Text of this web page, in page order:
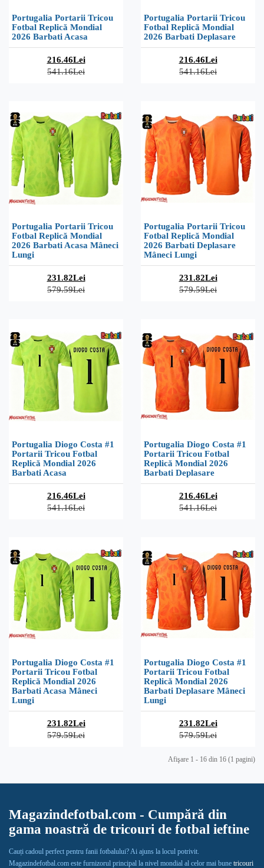
Portugalia Portarii Tricou
Fotbal Replică Mondial
2026 Barbati Acasa
216.46Lei
541.16Lei
Portugalia Portarii Tricou
Fotbal Replică Mondial
2026 Barbati Deplasare
216.46Lei
541.16Lei
Portugalia Portarii Tricou
Fotbal Replică Mondial
2026 Barbati Acasa Mâneci
Lungi
231.82Lei
579.59Lei
Portugalia Portarii Tricou
Fotbal Replică Mondial
2026 Barbati Deplasare
Mâneci Lungi
231.82Lei
579.59Lei
Portugalia Diogo Costa #1
Portarii Tricou Fotbal
Replică Mondial 2026
Barbati Acasa
216.46Lei
541.16Lei
Portugalia Diogo Costa #1
Portarii Tricou Fotbal
Replică Mondial 2026
Barbati Deplasare
216.46Lei
541.16Lei
Portugalia Diogo Costa #1
Portarii Tricou Fotbal
Replică Mondial 2026
Barbati Acasa Mâneci
Lungi
231.82Lei
579.59Lei
Portugalia Diogo Costa #1
Portarii Tricou Fotbal
Replică Mondial 2026
Barbati Deplasare Mâneci
Lungi
231.82Lei
579.59Lei
Afişare 1 - 16 din 16 (1 pagini)
Magazindefotbal.com - Cumpără din
gama noastră de tricouri de fotbal ieftine
Cauți cadoul perfect pentru fanii fotbalului? Ai ajuns la locul potrivit.
Magazindefotbal.com este furnizorul principal la nivel mondial al celor mai bune tricouri